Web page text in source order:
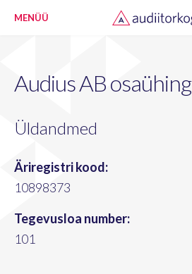
Audius AB osaühing
Üldandmed
Äriregistri kood:
10898373
Tegevusloa number:
101
MENÜÜ